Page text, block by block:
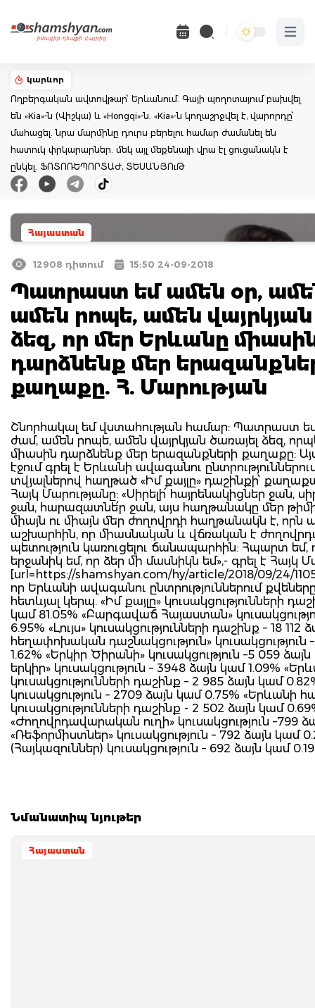
Open
կարևոր
Ողբերգական ավտովթար՝ Երևանում. Գայի պողոտայում բախվել
են «Kia»-ն (Վիշկա) և «Hongqi»-ն. «Kia»-ն կողաշրջվել է, վարորդը՝
մահացել. նրա մարմինը դուրս բերելու համար ժամանել են
հատուկ փրկարարներ. մեկ այլ մեքենայի վրա էլ ցուցանակն է
ընկել. ՖՈՏՈՌԵՊՈՐՏԱԺ, ՏԵՍԱՆՅՈւԹ
Հայաստան
12908 դիտում 15:50 24-09-2018
Պատրաստ եմ ամեն օր,
ամեն րոպե, ամեն
ձեզ, որ մեր Երևանը
դարձնենք մեր
քաղաքը. Հ. Մարության
Շնորհակալ եմ վստահության համար: Պատրաստ
ժամ, ամեն րոպե, ամեն վայրկյան ծառայել ձեզ,
միասին դարձնենք մեր երազանքների քաղաքը:
էջում գրել է Երևանի ավագանու
տվյալներով հաղթած «Իմ քայլը» դաշինքի՝
Հայկ Մարությանը: «Սիրելի՛ հայրենակիցներ ջան,
ջան, հարազատնե՛ր ջան, այս հաղթանակը մեր
միայն ու միայն մեր ժողովրդի հաղթանակն է, որն
աշխարհին, որ միասնական և վճռական է
պետություն կառուցելու ճանապարհին: Հպարտ եմ,
երջանիկ եմ, որ ձեր մի մասնիկն եմ»,- գրել է Հայկ
[url=https://shamshyan.com/hy/article/2018/09/24/
որ Երևանի ավագանու ընտրություններում
հետևյալ կերպ. «Իմ քայլը» կուսակցությունների
կամ 81.05% «Բարգավաճ Հայաստան»
6.95% «Լույս» կուսակցությունների դաշինք – 18 112
հեղափոխական դաշնակցություն» կուսակցություն
1.62% «Երկիր Ծիրանի» կուսակցություն –5 059
երկիր» կուսակցություն – 3948 ձայն կամ 1.09%
կուսակցությունների դաշինք – 2 985 ձայն կամ
կուսակցություն – 2709 ձայն կամ 0.75% «Երևանի
կուսակցությունների դաշինք - 2 502 ձայն կամ
«Ժողովրդավարական ուղի» կուսակցություն –799
«Ռեֆորմիստներ» կուսակցություն – 792 ձայն կամ
(Հայկազուններ) կուսակցություն – 692 ձայն կամ
Նմանատիպ նյութեր
Հայաստան